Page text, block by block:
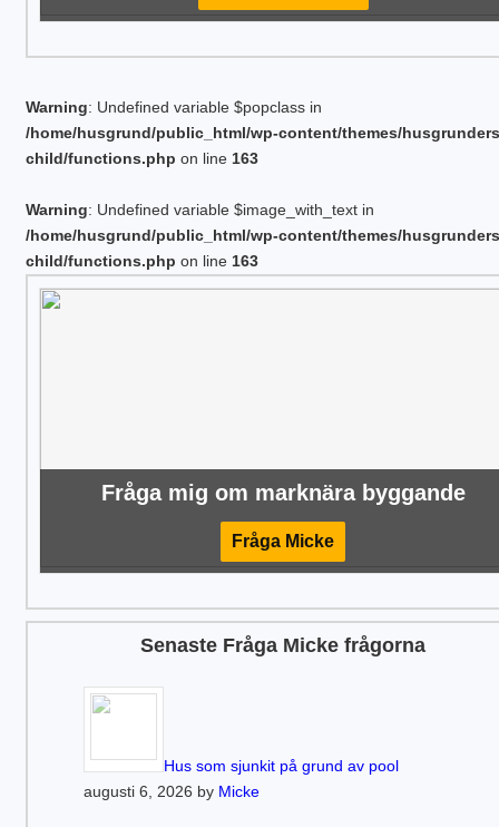
Warning: Undefined variable $popclass in
/home/husgrund/public_html/wp-content/themes/
child/functions.php on line 163
Warning: Undefined variable $image_with_text in
/home/husgrund/public_html/wp-content/themes/
child/functions.php on line 163
Fråga mig om marknära byggande
Fråga Micke
Senaste Fråga Micke frågorna
Hus som sjunkit på grund av pool
augusti 6, 2026 by Micke